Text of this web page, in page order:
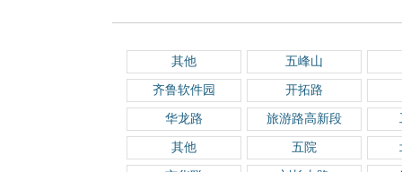
其他 五峰山
齐鲁软件园 开拓路
华龙路 旅游路高新段
其他 五院